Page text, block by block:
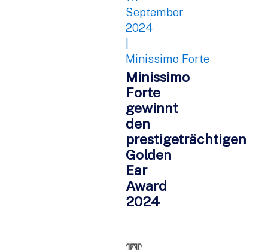
September
2024
Minissimo Forte
Minissimo
Forte
gewinnt
den
prestigeträchtigen
Golden
Ear
Award
2024